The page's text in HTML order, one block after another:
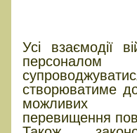
Усі взаємодії
створюватиме
можливих
перевищення